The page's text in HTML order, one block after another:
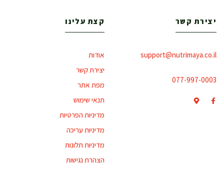
יצירת קשר
support@nutrimaya.co.il
077-997-0003
קצת עלינו
אודות
יצירת קשר
מפת אתר
תנאי שימוש
מדיניות הפרטיות
מדיניות עריכה
מדיניות תלונות
הצהרת נגישות